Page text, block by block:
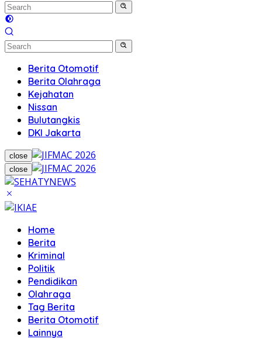
Berita Otomotif
Berita Olahraga
Kejahatan
Nissan
Bulutangkis
DKI Jakarta
close
close
Home
Berita
Kriminal
Politik
Pendidikan
Olahraga
Tag Berita
Berita Otomotif
Lainnya